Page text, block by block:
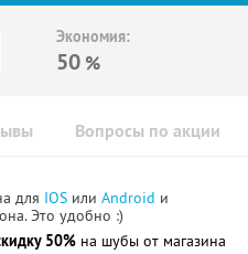
Экономия:
50 %
Вопросы по акции
для IOS или Android и
Это удобно :)
50% на шубы от магазина